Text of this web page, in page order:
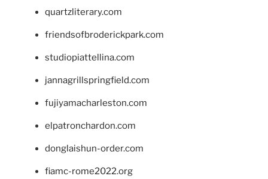
quartzliterary.com
friendsofbroderickpark.com
studiopiattellina.com
jannagrillspringfield.com
fujiyamacharleston.com
elpatronchardon.com
donglaishun-order.com
fiamc-rome2022.org